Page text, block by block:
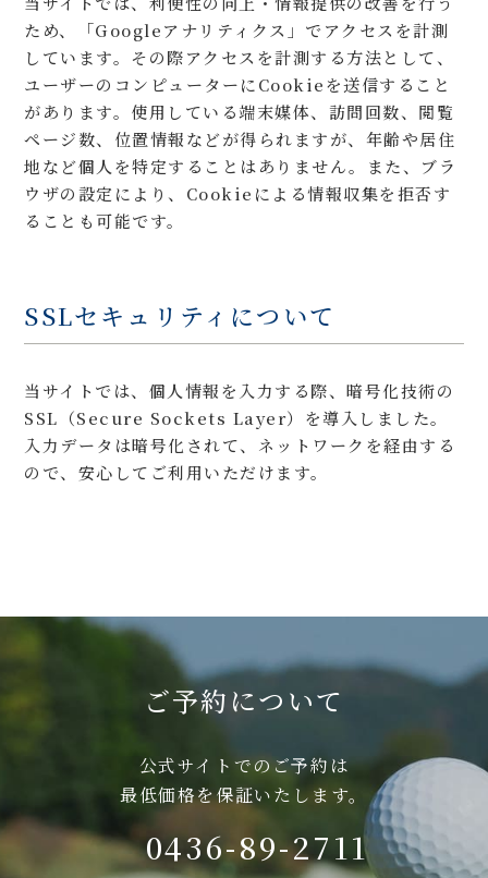
ため、「Googleアナリティクス」でアクセスを計測
しています。その際アクセスを計測する方法として、
ユーザーのコンピューターにCookieを送信すること
があります。使用している端末媒体、訪問回数、閲覧
ページ数、位置情報などが得られますが、年齢や居住
地など個人を特定することはありません。また、ブラ
ウザの設定により、Cookieによる情報収集を拒否す
ることも可能です。
SSLセキュリティについて
当サイトでは、個人情報を入力する際、暗号化技術の
SSL（Secure Sockets Layer）を導入しました。
入力データは暗号化されて、ネットワークを経由する
ので、安心してご利用いただけます。
ご予約について
公式サイトでのご予約は
最低価格を保証いたします。
0436-89-2711